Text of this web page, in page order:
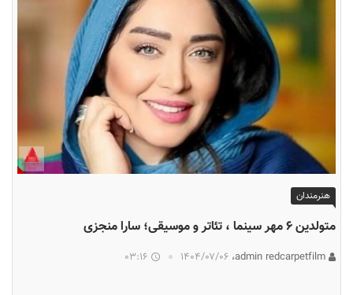
هنرمندان
متولدین ۶ مهر سینما ، تئاتر و موسیقی؛ سارا منجزی
۱۴۰۴/۰۷/۰۶ 03:16